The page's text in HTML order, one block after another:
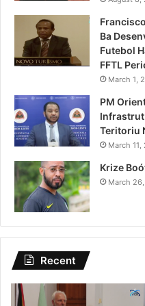
Ba
Futebol
FFTL
March 1,
PM
Teritoriu
March 11,
Krize
March
Recent